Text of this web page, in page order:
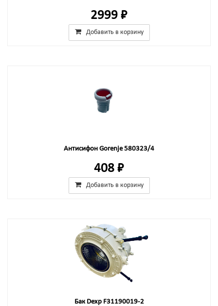
2999 ₽
Добавить в корзину
Антисифон Gorenje 580323/4
408 ₽
Добавить в корзину
Бак Dexp F31190019-2